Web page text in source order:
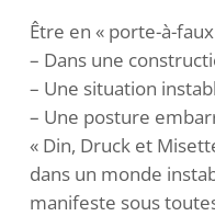
Être en « porte-à-
– Dans une
– Une situation
– Une posture
« Din, Druck et
dans un monde
manifeste sous